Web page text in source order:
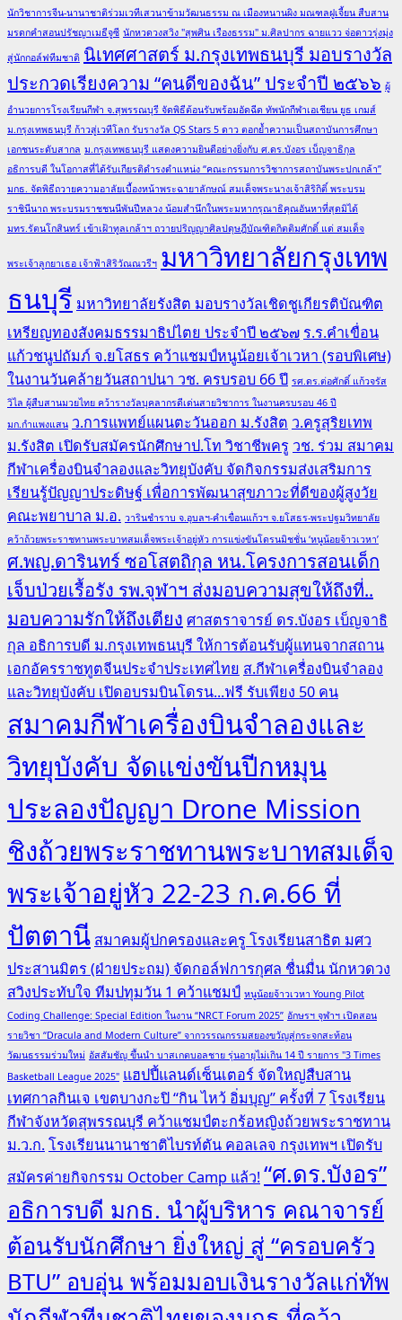
นักวิชาการจีน-นานาชาติร่วมเวทีเสวนาข้ามวัฒนธรรม ณ เมืองหนานผิง มณฑลฝูเจี้ยน สืบสาน
มรดกคำสอนปรัชญาเมธีจูซี นักหวดวงสวิง "สุพศิน เรืองธรรม" ม.ศิลปากร ฉายแวว จ่อดาวรุ่งมุ่ง
สู่นักกอล์ฟทีมชาติ นิเทศศาสตร์ ม.กรุงเทพธนบุรี มอบรางวัล
ประกวดเรียงความ “คนดีของฉัน” ประจำปี ๒๕๖๖ ผู้
อำนวยการโรงเรียนกีฬา จ.สุพรรณบุรี จัดพิธีต้อนรับพร้อมอัดฉีด ทัพนักกีฬาเอเชียน ยูธ เกมส์
ม.กรุงเทพธนบุรี ก้าวสู่เวทีโลก รับรางวัล QS Stars 5 ดาว ตอกย้ำความเป็นสถาบันการศึกษา
เอกชนระดับสากล ม.กรุงเทพธนบุรี แสดงความยินดีอย่างยิ่งกับ ศ.ดร.บังอร เบ็ญจาธิกุล
อธิการบดี ในโอกาสที่ได้รับเกียรติดำรงตำแหน่ง “คณะกรรมการวิชาการสถาบันพระปกเกล้า”
มกธ. จัดพิธีถวายความอาลัยเบื้องหน้าพระฉายาลักษณ์ สมเด็จพระนางเจ้าสิริกิติ์ พระบรม
ราชินีนาถ พระบรมราชชนนีพันปีหลวง น้อมสำนึกในพระมหากรุณาธิคุณอันหาที่สุดมิได้
มทร.รัตนโกสินทร์ เข้าเฝ้าทูลเกล้าฯ ถวายปริญญาศิลปดุษฎีบัณฑิตกิตติมศักดิ์ แด่ สมเด็จ
พระเจ้าลูกยาเธอ เจ้าฟ้าสิริวัณณวรีฯ มหาวิทยาลัยกรุงเทพ
ธนบุรี มหาวิทยาลัยรังสิต มอบรางวัลเชิดชูเกียรติบัณฑิต
เหรียญทองสังคมธรรมาธิปไตย ประจำปี ๒๕๖๗ ร.ร.คำเขื่อน
แก้วชนูปถัมภ์ จ.ยโสธร คว้าแชมป์หนูน้อยเจ้าเวหา (รอบพิเศษ)
ในงานวันคล้ายวันสถาปนา วช. ครบรอบ 66 ปี รศ.ดร.ต่อศักดิ์ แก้วจรัส
วิไล ผู้สืบสานมวยไทย คว้ารางวัลบุคลากรดีเด่นสายวิชาการ ในงานครบรอบ 46 ปี
มก.กำแพงแสน ว.การแพทย์แผนตะวันออก ม.รังสิต ว.ครูสุริยเทพ
ม.รังสิต เปิดรับสมัครนักศึกษาป.โท วิชาชีพครู วช. ร่วม สมาคม
กีฬาเครื่องบินจำลองและวิทยุบังคับ จัดกิจกรรมส่งเสริมการ
เรียนรู้ปัญญาประดิษฐ์ เพื่อการพัฒนาสุขภาวะที่ดีของผู้สูงวัย
คณะพยาบาล ม.อ. วารินชำราบ จ.อุบลฯ-คำเขื่อนแก้วฯ จ.ยโสธร-พระปฐมวิทยาลัย
คว้าถ้วยพระราชทานพระบาทสมเด็จพระเจ้าอยู่หัว การแข่งขันโดรนมิชชั่น ‘หนูน้อยจ้าวเวหา’
ศ.พญ.ดารินทร์ ซอโสตถิกุล หน.โครงการสอนเด็ก
เจ็บป่วยเรื้อรัง รพ.จุฬาฯ ส่งมอบความสุขให้ถึงที่..
มอบความรักให้ถึงเตียง ศาสตราจารย์ ดร.บังอร เบ็ญจาธิ
กุล อธิการบดี ม.กรุงเทพธนบุรี ให้การต้อนรับผู้แทนจากสถาน
เอกอัครราชทูตจีนประจำประเทศไทย ส.กีฬาเครื่องบินจำลอง
และวิทยุบังคับ เปิดอบรมบินโดรน...ฟรี รับเพียง 50 คน
สมาคมกีฬาเครื่องบินจำลองและ
วิทยุบังคับ จัดแข่งขันปีกหมุน
ประลองปัญญา Drone Mission
ชิงถ้วยพระราชทานพระบาทสมเด็จ
พระเจ้าอยู่หัว 22-23 ก.ค.66 ที่
ปัตตานี สมาคมผู้ปกครองและครู โรงเรียนสาธิต มศว
ประสานมิตร (ฝ่ายประถม) จัดกอล์ฟการกุศล ชื่นมื่น นักหวดวง
สวิงประทับใจ ทีมปทุมวัน 1 คว้าแชมป์ หนูน้อยจ้าวเวหา Young Pilot
Coding Challenge: Special Edition ในงาน “NRCT Forum 2025” อักษรฯ จุฬาฯ เปิดสอน
รายวิชา “Dracula and Modern Culture” จากวรรณกรรมสยองขวัญสู่กระจกสะท้อน
วัฒนธรรมร่วมใหม่ อัสสัมชัญ ขึ้นนำ บาสเกตบอลชาย รุ่นอายุไม่เกิน 14 ปี รายการ "3 Times
Basketball League 2025" แฮปปี้แลนด์เซ็นเตอร์ จัดใหญ่สืบสาน
เทศกาลกินเจ เขตบางกะปิ “กิน ไหว้ อิ่มบุญ” ครั้งที่ 7โรงเรียน
กีฬาจังหวัดสุพรรณบุรี คว้าแชมป์ตะกร้อหญิงถ้วยพระราชทาน
ม.ว.ก.โรงเรียนนานาชาติไบรท์ตัน คอลเลจ กรุงเทพฯ เปิดรับ
สมัครค่ายกิจกรรม October Camp แล้ว!“ศ.ดร.บังอร”
อธิการบดี มกธ. นำผู้บริหาร คณาจารย์
ต้อนรับนักศึกษา ยิ่งใหญ่ สู่ “ครอบครัว
BTU” อบอุ่น พร้อมมอบเงินรางวัลแก่ทัพ